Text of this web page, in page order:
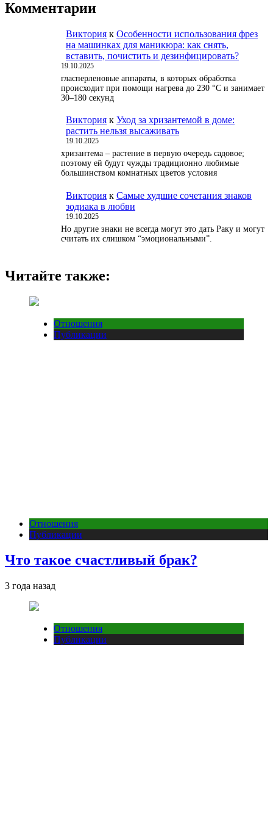
Комментарии
Виктория к Особенности использования фрез
на машинках для маникюра: как снять,
вставить, почистить и дезинфицировать?
19.10.2025
гласперленовые аппараты, в которых обработка
происходит при помощи нагрева до 230 °С и занимает
30–180 секунд
Виктория к Уход за хризантемой в доме:
растить нельзя высаживать
19.10.2025
хризантема – растение в первую очередь садовое;
поэтому ей будут чужды традиционно любимые
большинством комнатных цветов условия
Виктория к Самые худшие сочетания знаков
зодиака в любви
19.10.2025
Но другие знаки не всегда могут это дать Раку и могут
считать их слишком “эмоциональными”.
Читайте также:
Отношения
Публикации
Отношения
Публикации
Что такое счастливый брак?
3 года назад
Отношения
Публикации